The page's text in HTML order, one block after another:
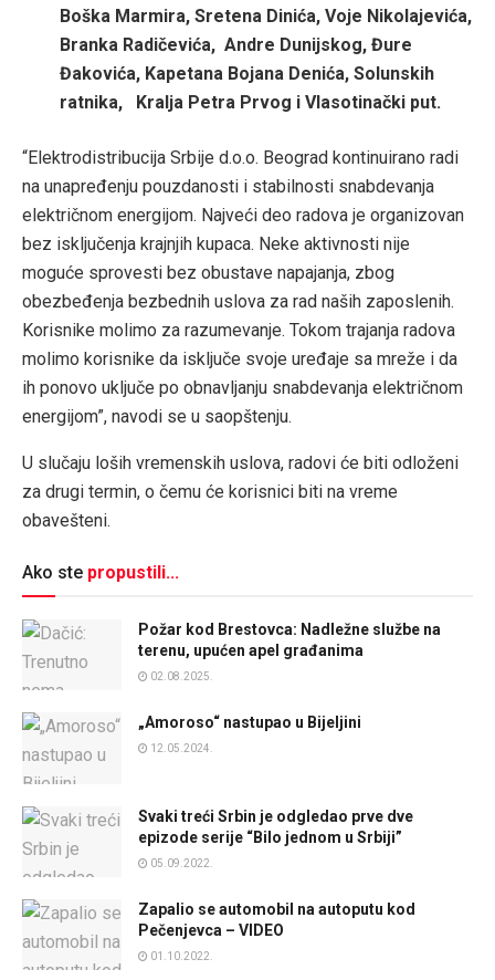
Boška Marmira, Sretena Dinića, Voje Nikolajevića,
Branka Radičevića, Andre Dunijskog, Đure
Đakovića, Kapetana Bojana Denića, Solunskih
ratnika, Kralja Petra Prvog i Vlasotinački put.
“Elektrodistribucija Srbije d.o.o. Beograd kontinuirano radi
na unapređenju pouzdanosti i stabilnosti snabdevanja
električnom energijom. Najveći deo radova je organizovan
bez isključenja krajnjih kupaca. Neke aktivnosti nije
moguće sprovesti bez obustave napajanja, zbog
obezbeđenja bezbednih uslova za rad naših zaposlenih.
Korisnike molimo za razumevanje. Tokom trajanja radova
molimo korisnike da isključe svoje uređaje sa mreže i da
ih ponovo uključe po obnavljanju snabdevanja električnom
energijom”, navodi se u saopštenju.
U slučaju loših vremenskih uslova, radovi će biti odloženi
za drugi termin, o čemu će korisnici biti na vreme
obavešteni.
Ako ste propustili...
Požar kod Brestovca: Nadležne službe na
terenu, upućen apel građanima
02.08.2025.
„Amoroso“ nastupao u Bijeljini
12.05.2024.
Svaki treći Srbin je odgledao prve dve
epizode serije “Bilo jednom u Srbiji”
05.09.2022.
Zapalio se automobil na autoputu kod
Pečenjevca – VIDEO
01.10.2022.